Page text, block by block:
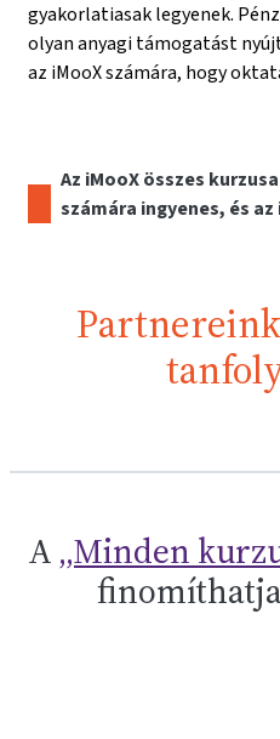
gyakorlatiasak legyenek.
olyan anyagi támogatást
az iMooX számára, hogy
Az iMooX összes
számára ingyenes, és az
A „Minden